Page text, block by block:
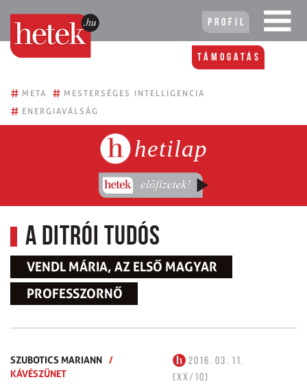
Profil
Támogatás
# META # MESTERSÉGES INTELLIGENCIA
# ENERGIAVÁLSÁG
hetilap
A ditrói tudós
VENDL MÁRIA, AZ ELSŐ MAGYAR
PROFESSZORNŐ
SZUBOTICS MARIANN /
KÁVÉSZÜNET
2016. 03. 11.
(XX/10)